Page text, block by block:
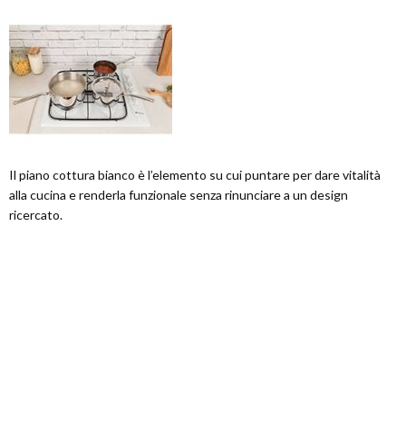
Il piano cottura bianco è l’elemento su cui puntare per dare vitalità
alla cucina e renderla funzionale senza rinunciare a un design
ricercato.